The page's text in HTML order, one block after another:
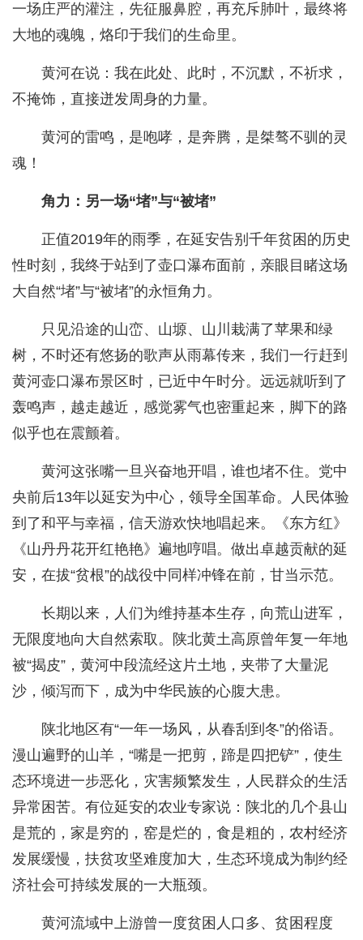
一场庄严的灌注，先征服鼻腔，再充斥肺叶，最终将
大地的魂魄，烙印于我们的生命里。
黄河在说：我在此处、此时，不沉默，不祈求，
不掩饰，直接迸发周身的力量。
黄河的雷鸣，是咆哮，是奔腾，是桀骜不驯的灵
魂！
角力：另一场“堵”与“被堵”
正值2019年的雨季，在延安告别千年贫困的历史
性时刻，我终于站到了壶口瀑布面前，亲眼目睹这场
大自然“堵”与“被堵”的永恒角力。
只见沿途的山峦、山塬、山川栽满了苹果和绿
树，不时还有悠扬的歌声从雨幕传来，我们一行赶到
黄河壶口瀑布景区时，已近中午时分。远远就听到了
轰鸣声，越走越近，感觉雾气也密重起来，脚下的路
似乎也在震颤着。
黄河这张嘴一旦兴奋地开唱，谁也堵不住。党中
央前后13年以延安为中心，领导全国革命。人民体验
到了和平与幸福，信天游欢快地唱起来。《东方红》
《山丹丹花开红艳艳》遍地哼唱。做出卓越贡献的延
安，在拔“贫根”的战役中同样冲锋在前，甘当示范。
长期以来，人们为维持基本生存，向荒山进军，
无限度地向大自然索取。陕北黄土高原曾年复一年地
被“揭皮”，黄河中段流经这片土地，夹带了大量泥
沙，倾泻而下，成为中华民族的心腹大患。
陕北地区有“一年一场风，从春刮到冬”的俗语。
漫山遍野的山羊，“嘴是一把剪，蹄是四把铲”，使生
态环境进一步恶化，灾害频繁发生，人民群众的生活
异常困苦。有位延安的农业专家说：陕北的几个县山
是荒的，家是穷的，窑是烂的，食是粗的，农村经济
发展缓慢，扶贫攻坚难度加大，生态环境成为制约经
济社会可持续发展的一大瓶颈。
黄河流域中上游曾一度贫困人口多、贫困程度